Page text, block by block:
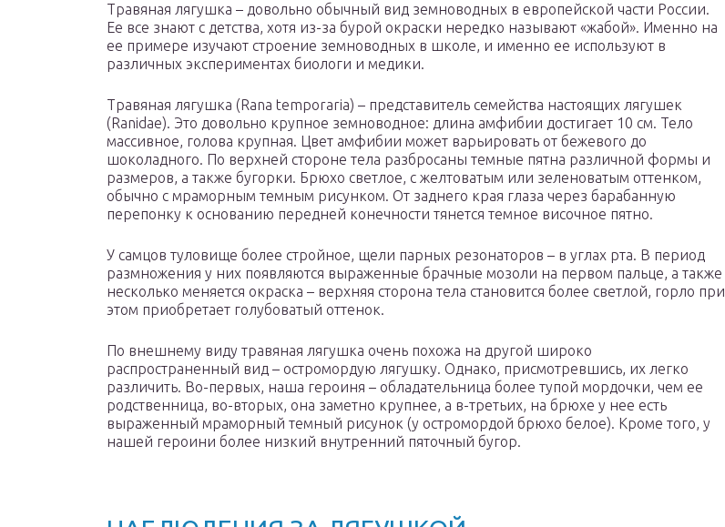
Травяная лягушка – довольно обычный вид земноводных в европейской части России.
Ее все знают с детства, хотя из-за бурой окраски нередко называют «жабой». Именно на
ее примере изучают строение земноводных в школе, и именно ее используют в
различных экспериментах биологи и медики.
Травяная лягушка (Rana temporaria) – представитель семейства настоящих лягушек
(Ranidae). Это довольно крупное земноводное: длина амфибии достигает 10 см. Тело
массивное, голова крупная. Цвет амфибии может варьировать от бежевого до
шоколадного. По верхней стороне тела разбросаны темные пятна различной формы и
размеров, а также бугорки. Брюхо светлое, с желтоватым или зеленоватым оттенком,
обычно с мраморным темным рисунком. От заднего края глаза через барабанную
перепонку к основанию передней конечности тянется темное височное пятно.
У самцов туловище более стройное, щели парных резонаторов – в углах рта. В период
размножения у них появляются выраженные брачные мозоли на первом пальце, а также
несколько меняется окраска – верхняя сторона тела становится более светлой, горло при
этом приобретает голубоватый оттенок.
По внешнему виду травяная лягушка очень похожа на другой широко
распространенный вид – остромордую лягушку. Однако, присмотревшись, их легко
различить. Во-первых, наша героиня – обладательница более тупой мордочки, чем ее
родственница, во-вторых, она заметно крупнее, а в-третьих, на брюхе у нее есть
выраженный мраморный темный рисунок (у остромордой брюхо белое). Кроме того, у
нашей героини более низкий внутренний пяточный бугор.